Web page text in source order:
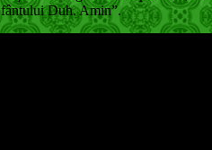
Duh. Amin”.